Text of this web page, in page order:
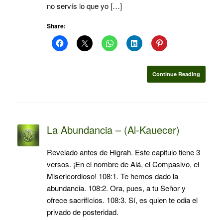
no servís lo que yo […]
Share:
Continue Reading
La Abundancia – (Al-Kauecer)
Revelado antes de Higrah. Este capitulo tiene 3
versos. ¡En el nombre de Alá, el Compasivo, el
Misericordioso! 108:1. Te hemos dado la
abundancia. 108:2. Ora, pues, a tu Señor y
ofrece sacrificios. 108:3. Sí, es quien te odia el
privado de posteridad.